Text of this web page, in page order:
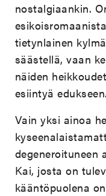
nostalgiaankin.
tietynlainen
säästellä, vaan
näiden
esiintyä edukseen.
Vain yksi ainoa
degeneroituneen
Kai, josta on
kääntöpuolena